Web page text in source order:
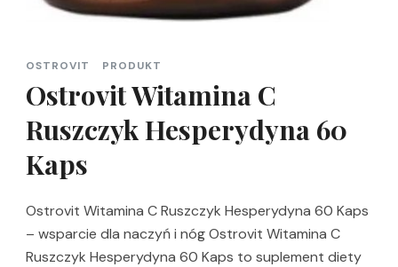
OSTROVIT PRODUKT
Ostrovit Witamina C
Ruszczyk Hesperydyna 60
Kaps
Ostrovit Witamina C Ruszczyk Hesperydyna 60 Kaps
– wsparcie dla naczyń i nóg Ostrovit Witamina C
Ruszczyk Hesperydyna 60 Kaps to suplement diety